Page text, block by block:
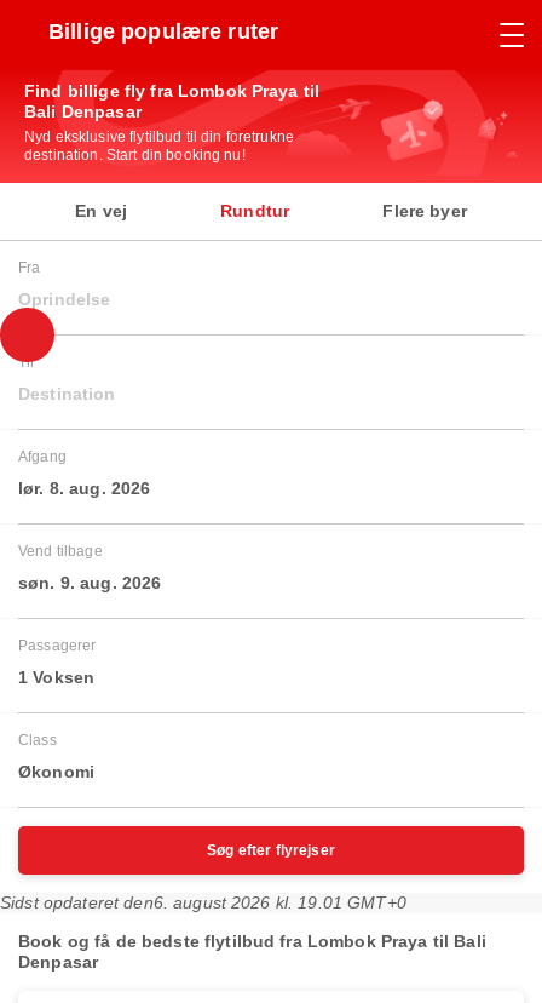
Billige populære ruter
Find billige fly fra Lombok Praya til
Bali Denpasar
Nyd eksklusive flytilbud til din foretrukne
destination. Start din booking nu!
En vej Rundtur Flere byer
Fra
Oprindelse
Til
Destination
Afgang
lør. 8. aug. 2026
Vend tilbage
søn. 9. aug. 2026
Passagerer
1 Voksen
Class
Økonomi
Søg efter flyrejser
Sidst opdateret den6. august 2026 kl. 19.01 GMT+0
Book og få de bedste flytilbud fra Lombok Praya til Bali
Denpasar